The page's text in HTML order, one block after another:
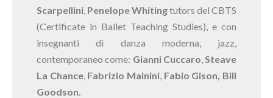
Scarpellini Penelope Whitingtutors del CBTS
(Certificate in Ballet Teaching Studies), e con
insegnanti di danza moderna, jazz,
contemporaneo come: Gianni Cuccaro Steave
La Chance, Fabrizio Mainini Fabio Gison, Bill
Goodson.